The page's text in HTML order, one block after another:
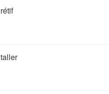
rétif
taller